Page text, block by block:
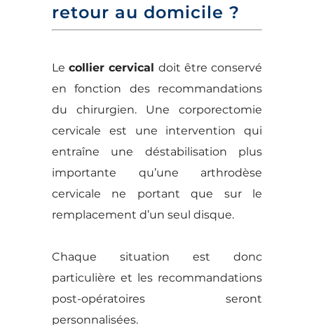
retour au domicile ?
Lecollier cervical doit être conservé
en fonction des recommandations
du chirurgien. Une corporectomie
cervicale est une intervention qui
entraîne une déstabilisation plus
importante qu’une arthrodèse
cervicale ne portant que sur le
remplacement d’un seul disque.
Chaque situation est donc
particulière et les recommandations
post-opératoires seront
personnalisées.